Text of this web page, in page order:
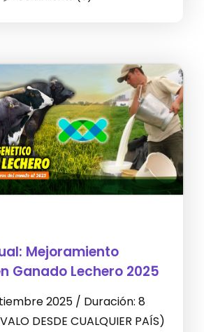
Mejoramiento
Ganado Lechero 2025
2025 / Duración: 8
DESDE CUALQUIER PAÍS)